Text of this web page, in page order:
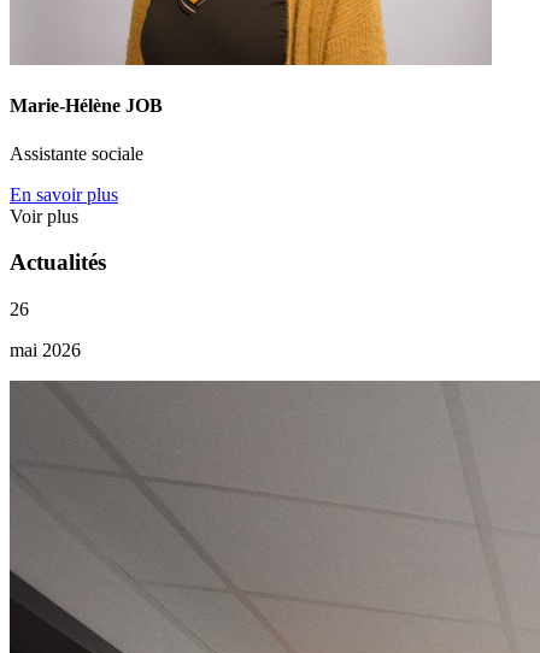
Marie-Hélène JOB
Assistante sociale
En savoir plus
Voir plus
Actualités
26
mai 2026